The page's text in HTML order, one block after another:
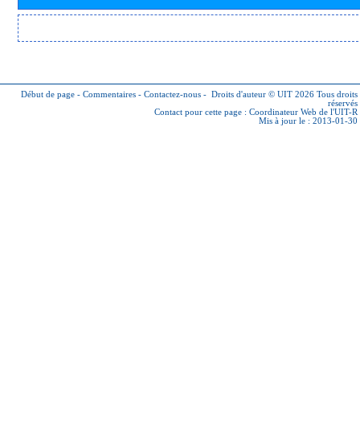
Début de page - Commentaires - Contactez-nous - Droits d'auteur © UIT 2026 Tous droits
réservés
Contact pour cette page : Coordinateur Web de l'UIT-R
Mis à jour le : 2013-01-30